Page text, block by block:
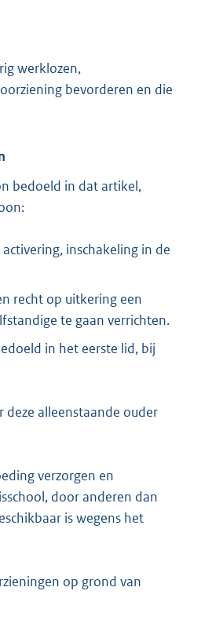
werklozen,
bevorderen en die
bedoeld in dat artikel,
inschakeling in de
recht op uitkering een
te gaan verrichten.
in het eerste lid, bij
deze alleenstaande ouder
verzorgen en
door anderen dan
is wegens het
op grond van